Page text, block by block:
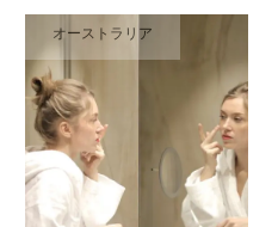
オーストラリア